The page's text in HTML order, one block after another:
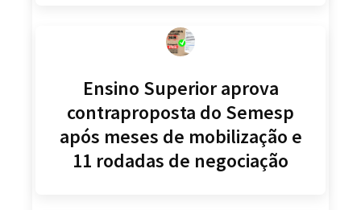
Ensino Superior aprova
contraproposta do Semesp
após meses de mobilização e
11 rodadas de negociação